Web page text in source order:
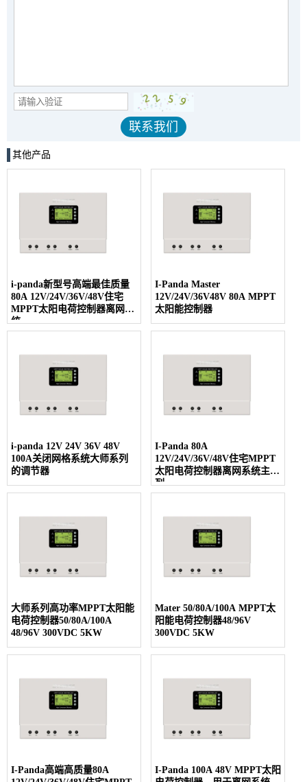
其他产品
i-panda新型号高端最佳质量
80A 12V/24V/36V/48V住宅
MPPT太阳电荷控制器离网系
统
I-Panda Master
12V/24V/36V48V 80A MPPT
太阳能控制器
i-panda 12V 24V 36V 48V
100A关闭网格系统大师系列
的调节器
I-Panda 80A
12V/24V/36V/48V住宅MPPT
太阳电荷控制器离网系统主系
列
大师系列高功率MPPT太阳能
电荷控制器50/80A/100A
48/96V 300VDC 5KW
Mater 50/80A/100A MPPT太
阳能电荷控制器48/96V
300VDC 5KW
I-Panda高端高质量80A
I-Panda 100A 48V MPPT太阳